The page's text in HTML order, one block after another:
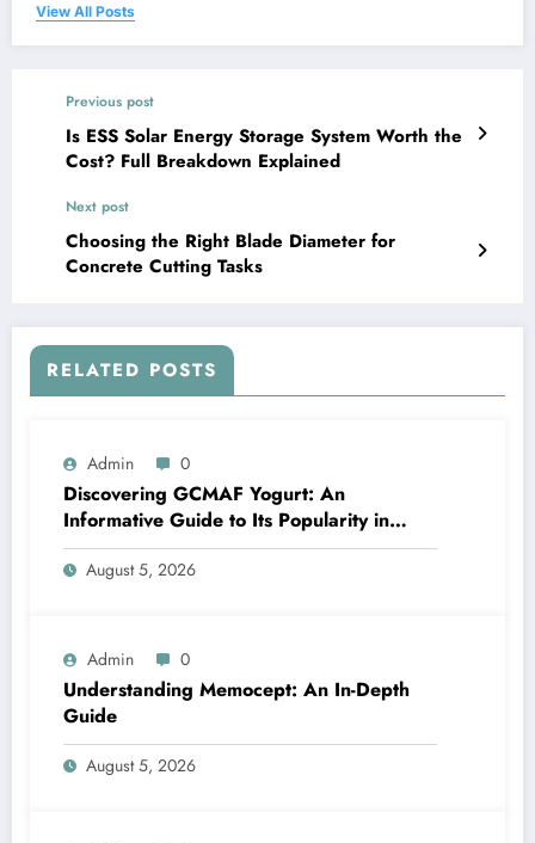
View All Posts
Previous post
Is ESS Solar Energy Storage System Worth the
Cost? Full Breakdown Explained
Next post
Choosing the Right Blade Diameter for
Concrete Cutting Tasks
RELATED POSTS
Admin 0
Discovering GCMAF Yogurt: An
Informative Guide to Its Popularity in
Health Discussions
August 5, 2026
Admin 0
Understanding Memocept: An In-Depth
Guide
August 5, 2026